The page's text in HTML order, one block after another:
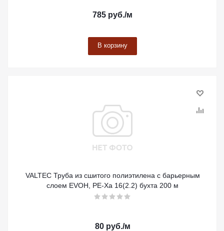
785 руб./м
В корзину
VALTEC Труба из сшитого полиэтилена с барьерным
слоем EVOH, PE-Xa 16(2.2) бухта 200 м
80руб./м